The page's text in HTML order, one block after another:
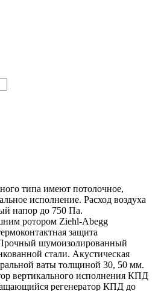
типа имеют потолочное,
исполнение. Расход воздуха
напор до 750 Па.
ротором Ziehl-Abegg
защита
Прочный шумоизолированный
стали. Акустическая
ваты толщиной 30, 50 мм.
вертикального исполнения КПД
регенератор КПД до